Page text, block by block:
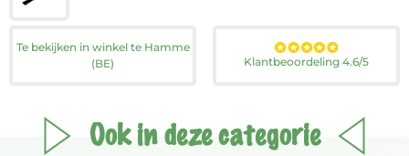
Te bekijken in winkel te Hamme
(BE)
Klantbeoordeling 4.6/5
Ook in deze categorie